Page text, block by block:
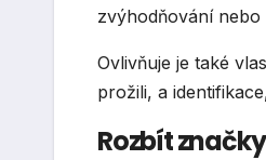
zvýhodňování
Ovlivňuje je také
prožili, a
Rozbít značky